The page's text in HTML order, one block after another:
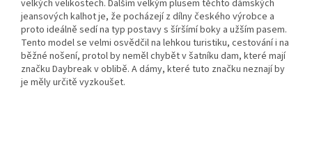
velkých velikostech. Dalším velkým plusem těchto dámských
jeansových kalhot je, že pocházejí z dílny českého výrobce a
proto ideálně sedí na typ postavy s šíršímí boky a užším pasem.
Tento model se velmi osvědčil na lehkou turistiku, cestování i na
běžné nošení, protol by neměl chybět v šatníku dam, které mají
značku Daybreak v oblibě. A dámy, které tuto značku neznají by
je měly určitě vyzkoušet.